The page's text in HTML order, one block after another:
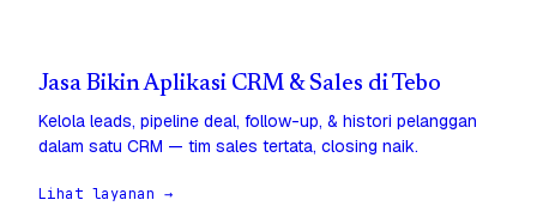
Jasa Bikin Aplikasi CRM & Sales di Tebo
Kelola leads, pipeline deal, follow-up, & histori pelanggan
dalam satu CRM — tim sales tertata, closing naik.
Lihat layanan →